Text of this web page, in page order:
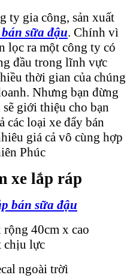
ty gia công, sản xuất
sữa đậu. Chính vì
lọc ra một công ty có
đầu trong lĩnh vực
thời gian của chúng
Nhưng bạn đừng
giới thiệu cho bạn
các loại xe đẩy bán
giá cả vô cùng hợp
Phúc
xe lắp ráp
bán sữa đậu
40cm x cao
chịu lực
ngoài trờì